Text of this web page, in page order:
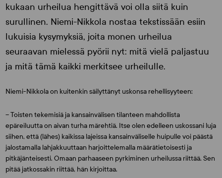
kukaan urheilua hengittävä voi olla siitä kuin
surullinen. Niemi-Nikkola nostaa tekstissään esiin
lukuisia kysymyksiä, joita monen urheilua
seuraavan mielessä pyörii nyt: mitä vielä paljastuu
ja mitä tämä kaikki merkitsee urheilulle.
Niemi-Nikkola on kuitenkin säilyttänyt uskonsa rehellisyyteen:
– Toisten tekemisiä ja kansainvälisen tilanteen mahdollista
epäreiluutta on aivan turha märehtiä. Itse olen edelleen uskossani luja
siihen, että (lähes) kaikissa lajeissa kansainväliselle huipulle voi päästä
jalostamalla lahjakkuuttaan harjoittelemalla määrätietoisesti ja
pitkäjänteisesti. Omaan parhaaseen pyrkiminen urheilussa riittää. Sen
pitää jatkossakin riittää, hän kirjoittaa.